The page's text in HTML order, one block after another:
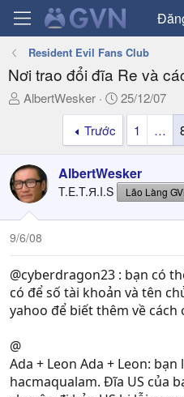
Resident Evil Fans Club
Nơi trao đổi đĩa Re và
T
a
d
s
t
a
e
r
AlbertWesker
N
g
y
g
ử
i
25/12/07
Trước
1 …
AlbertWesker
T.E.T.Я.I.S Lão Làng
9/6/08
@cyberdragon23 : bạn có
có để số tài khoản và tên
yahoo để biết thêm về cách
@
Ada + Leon Ada + Leon:
hacmaqualam. Đĩa US của